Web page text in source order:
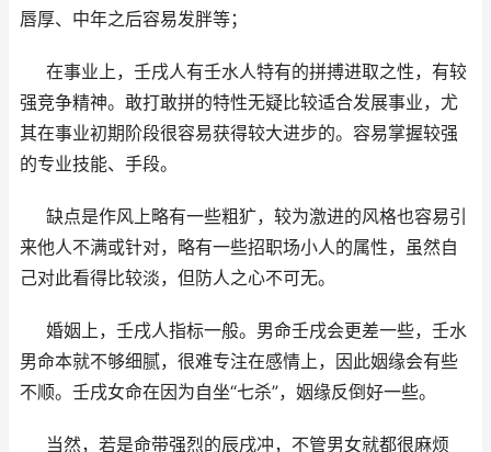
唇厚、中年之后容易发胖等；
在事业上，壬戌人有壬水人特有的拼搏进取之性，有较
强竞争精神。敢打敢拼的特性无疑比较适合发展事业，尤
其在事业初期阶段很容易获得较大进步的。容易掌握较强
的专业技能、手段。
缺点是作风上略有一些粗犷，较为激进的风格也容易引
来他人不满或针对，略有一些招职场小人的属性，虽然自
己对此看得比较淡，但防人之心不可无。
婚姻上，壬戌人指标一般。男命壬戌会更差一些，壬水
男命本就不够细腻，很难专注在感情上，因此姻缘会有些
不顺。壬戌女命在因为自坐“七杀”，姻缘反倒好一些。
当然，若是命带强烈的辰戌冲，不管男女就都很麻烦